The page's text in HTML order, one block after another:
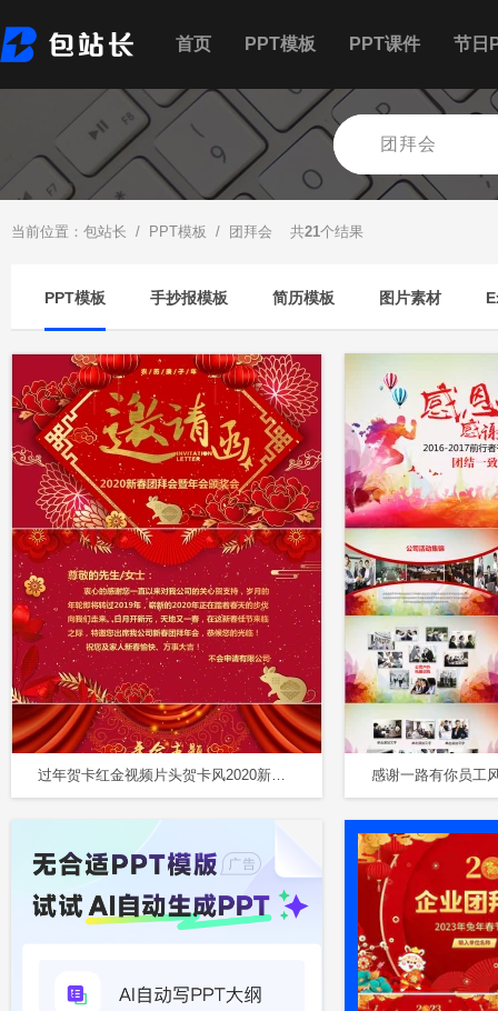
首页 PPT模板 PPT课件 节日
当前位置： 包站长 / PPT模板 / 团拜会 共21个结果
PPT模板 手抄报模板 简历模板 图片素材
过年贺卡红金视频片头贺卡风2020新春团拜年会公司年会颁奖典礼邀请函